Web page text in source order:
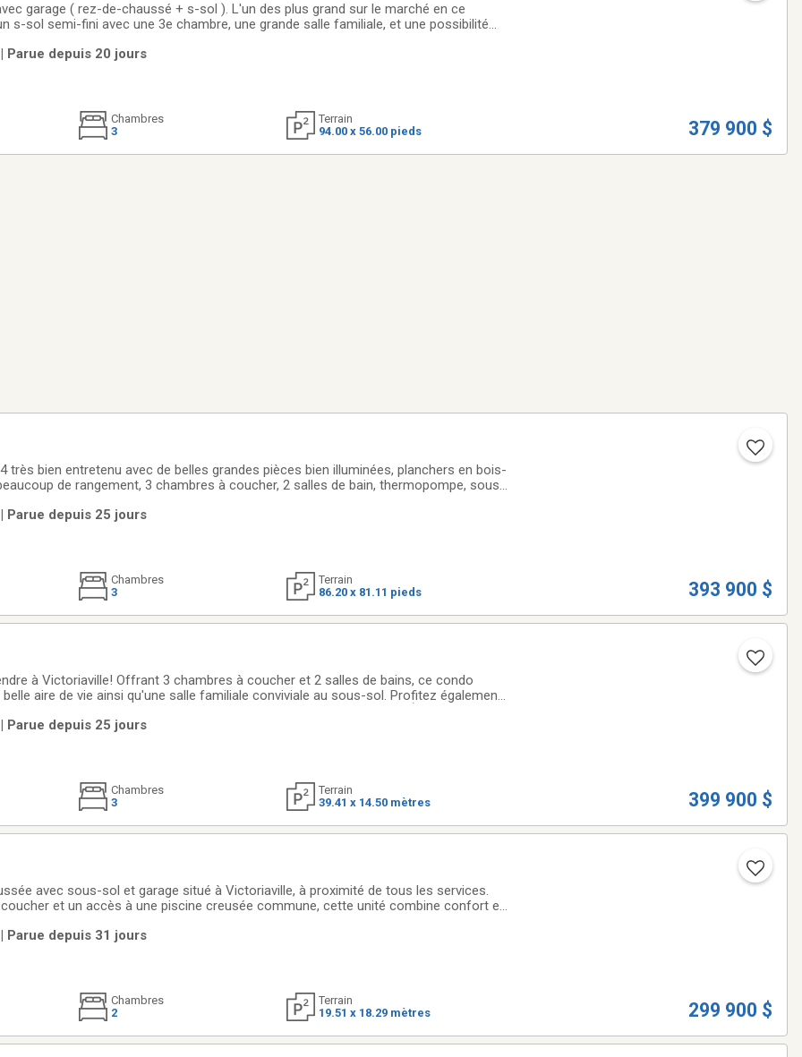
garage ( rez-de-chaussé + s-sol ). L'un des plus grand sur le marché en ce
s-sol semi-fini avec une 3e chambre, une grande salle familiale, et une possibilité
Parue depuis 20 jours
Chambres
3
Terrain
94.00 x 56.00 pieds
379 900 $
très bien entretenu avec de belles grandes pièces bien illuminées, planchers en bois-
de rangement, 3 chambres à coucher, 2 salles de bain, thermopompe, sous-
isolé
Parue depuis 25 jours
Chambres
3
Terrain
86.20 x 81.11 pieds
393 900 $
à Victoriaville! Offrant 3 chambres à coucher et 2 salles de bains, ce condo
aire de vie ainsi qu'une salle familiale conviviale au sous-sol. Profitez également
Parue depuis 25 jours
Chambres
3
Terrain
39.41 x 14.50 mètres
399 900 $
avec sous-sol et garage situé à Victoriaville, à proximité de tous les services.
et un accès à une piscine creusée commune, cette unité combine confort et
investisseurs
Parue depuis 31 jours
Chambres
2
Terrain
19.51 x 18.29 mètres
299 900 $